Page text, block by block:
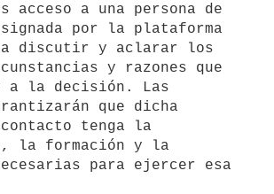
acceso a una persona de
por la plataforma
discutir y aclarar los
y razones que
a la decisión. Las
que dicha
contacto tenga la
la formación y la
para ejercer esa